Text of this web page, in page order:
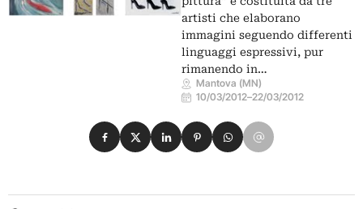
artisti che elaborano
immagini seguendo differenti
linguaggi espressivi, pur
rimanendo in…
Mantova (MN)
10/03/2012–22/03/2012
Condividi su Facebook
Condividi su X
Condividi su LinkedIn
Condividi su Pinterest
Condividi su WhatsApp
Condividi su Email